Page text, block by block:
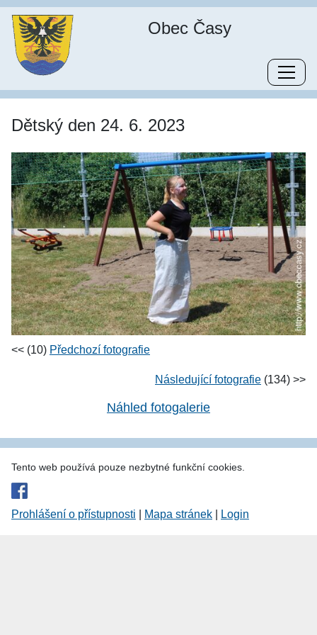
Obec Časy
Dětský den 24. 6. 2023
<< (10) Předchozí fotografie
Následující fotografie (134) >>
Náhled fotogalerie
Tento web používá pouze nezbytné funkční cookies.
Prohlášení o přístupnosti Mapa stránek Login